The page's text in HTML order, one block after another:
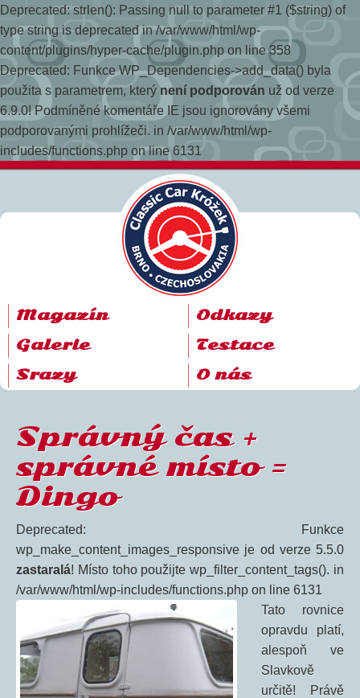
Deprecated: strlen(): Passing null to parameter #1 ($string) of
type string is deprecated in /var/www/html/wp-
content/plugins/hyper-cache/plugin.php on line 358
Deprecated: Funkce WP_Dependencies->add_data() byla
použita s parametrem, který není podporován už od verze
6.9.0! Podmíněné komentáře IE jsou ignorovány všemi
podporovanými prohlížeči. in /var/www/html/wp-
includes/functions.php on line 6131
Magazín
Galerie
Srazy
Odkazy
Testace
O nás
Správný čas +
správné místo =
Dingo
Deprecated: Funkce
wp_make_content_images_responsive je od verze 5.5.0
zastaralá! Místo toho použijte wp_filter_content_tags(). in
/var/www/html/wp-includes/functions.php on line 6131
Tato rovnice
opravdu platí,
alespoň ve
Slavkově
určitě! Právě